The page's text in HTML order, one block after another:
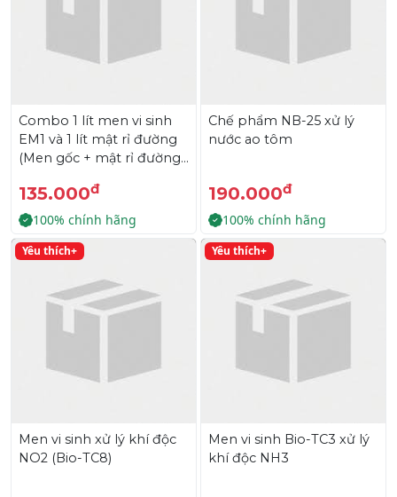
Combo 1 lít men vi sinh
EM1 và 1 lít mật rỉ đường
(Men gốc + mật rỉ đường
135.000đ
100% chính hãng
Chế phẩm NB-25 xử lý
nước ao tôm
190.000đ
100% chính hãng
Yêu thích+
Men vi sinh xử lý khí độc
NO2 (Bio-TC8)
Yêu thích+
Men vi sinh Bio-TC3 xử lý
khí độc NH3